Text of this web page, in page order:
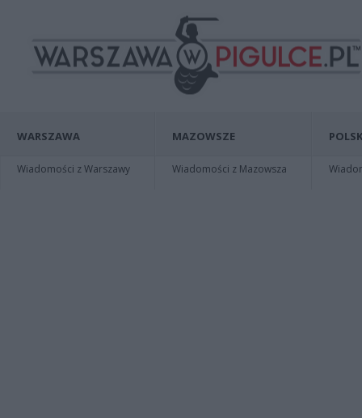
WARSZAWA
Wiadomości z Warszawy
MAZOWSZE
Wiadomości z Mazowsza